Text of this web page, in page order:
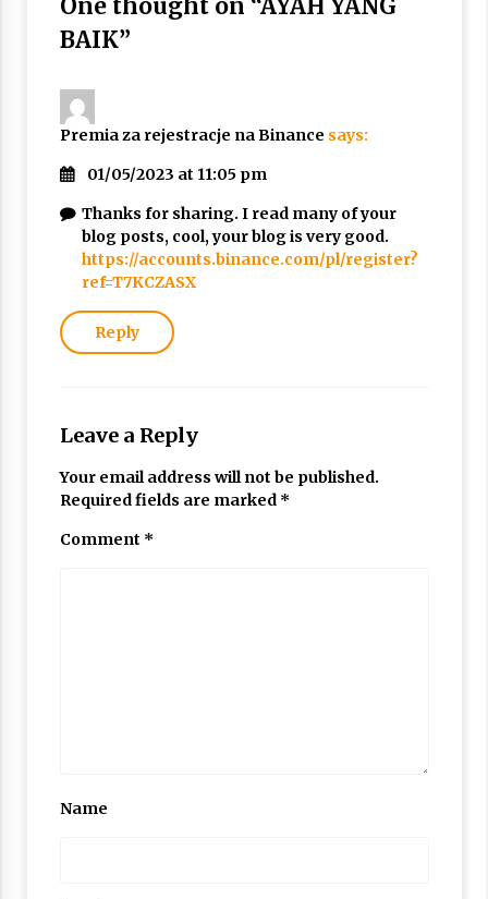
Nubuwwat
BAIK”
Premia za rejestracje na Binance says:
01/05/2023 at 11:05 pm
Thanks for sharing. I read many of your
blog posts, cool, your blog is very good.
https://accounts.binance.com/pl/register?
ref=T7KCZASX
Reply
Leave a Reply
Your email address will not be published.
Required fields are marked *
Comment *
Name